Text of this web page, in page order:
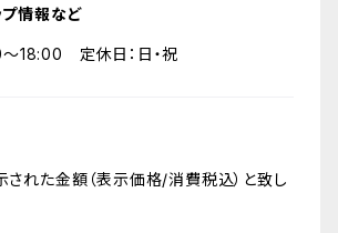
プ情報など
〜18:00 定休日：日・祝
された金額（表示価格/消費税込）と致し